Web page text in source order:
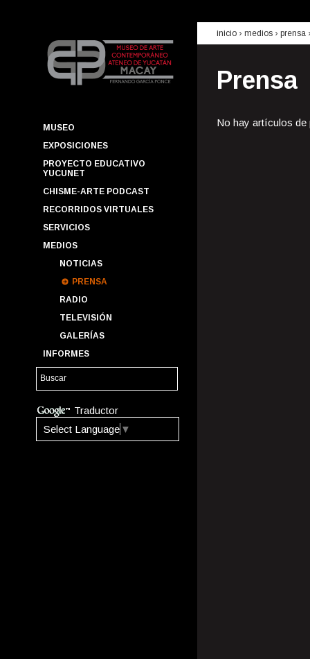
MUSEO
EXPOSICIONES
PROYECTO EDUCATIVO
YUCUNET
CHISME-ARTE PODCAST
RECORRIDOS VIRTUALES
SERVICIOS
MEDIOS
NOTICIAS
PRENSA
RADIO
TELEVISIÓN
GALERÍAS
INFORMES
Traductor
Select Language ▼
inicio › medios › prensa
Prensa
No hay artículos de